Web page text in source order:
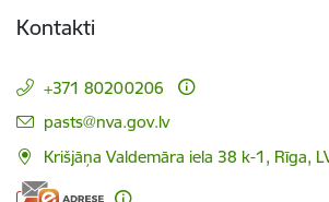
Kontakti
+371 80200206
E-pasts:
pasts@nva.gov.lv
Krišjāņa Valdemāra iela 38 k-1, Rīga,